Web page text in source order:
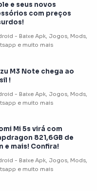
e seus novos
com preços
M3 Note chega ao
!
Mi 5s virá com
821,6GB de
e mais! Confira!